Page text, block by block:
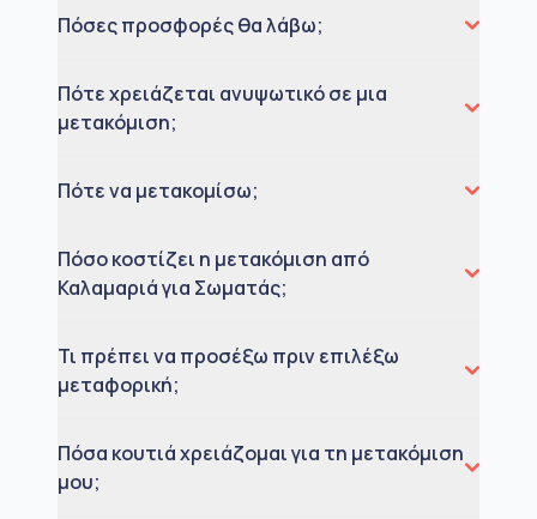
Πόσες προσφορές θα λάβω;
Πότε χρειάζεται ανυψωτικό σε μια
μετακόμιση;
Πότε να μετακομίσω;
Πόσο κοστίζει η μετακόμιση από
Καλαμαριά για Σωματάς;
Τι πρέπει να προσέξω πριν επιλέξω
μεταφορική;
Πόσα κουτιά χρειάζομαι για τη μετακόμιση
μου;